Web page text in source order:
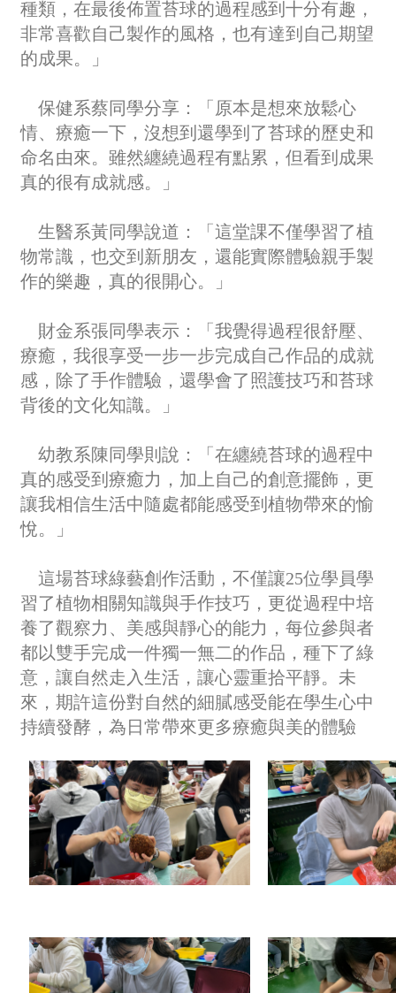
種類，在最後佈置苔球的過程感到十分有趣，
非常喜歡自己製作的風格，也有達到自己期望
的成果。」
保健系蔡同學分享：「原本是想來放鬆心
情、療癒一下，沒想到還學到了苔球的歷史和
命名由來。雖然纏繞過程有點累，但看到成果
真的很有成就感。」
生醫系黃同學說道：「這堂課不僅學習了植
物常識，也交到新朋友，還能實際體驗親手製
作的樂趣，真的很開心。」
財金系張同學表示：「我覺得過程很舒壓、
療癒，我很享受一步一步完成自己作品的成就
感，除了手作體驗，還學會了照護技巧和苔球
背後的文化知識。」
幼教系陳同學則說：「在纏繞苔球的過程中
真的感受到療癒力，加上自己的創意擺飾，更
讓我相信生活中隨處都能感受到植物帶來的愉
悅。」
這場苔球綠藝創作活動，不僅讓25位學員學
習了植物相關知識與手作技巧，更從過程中培
養了觀察力、美感與靜心的能力，每位參與者
都以雙手完成一件獨一無二的作品，種下了綠
意，讓自然走入生活，讓心靈重拾平靜。未
來，期許這份對自然的細膩感受能在學生心中
持續發酵，為日常帶來更多療癒與美的體驗